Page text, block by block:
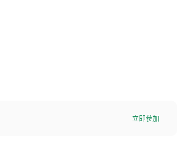
立即參加